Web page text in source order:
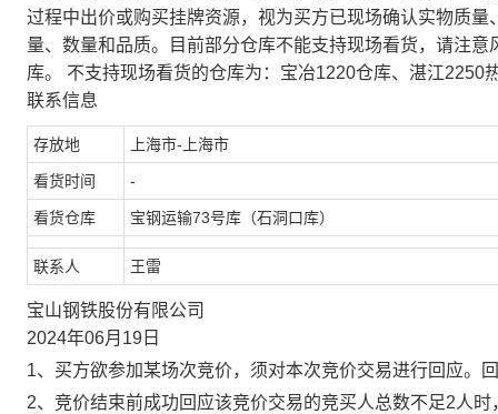
过程中出价或购买挂牌资源，视为买方已现场确认实物质
量、数量和品质。目前部分仓库不能支持现场看货，请注
库。 不支持现场看货的仓库为：宝冶1220仓库、湛江2250
联系信息
存放地 上海市-上海市
看货时间 -
看货仓库 宝钢运输73号库（石洞口库）
联系人 王雷
宝山钢铁股份有限公司
2024年06月19日
1、买方欲参加某场次竞价，须对本次竞价交易进行回应。
2、竞价结束前成功回应该竞价交易的竞买人总数不足2人